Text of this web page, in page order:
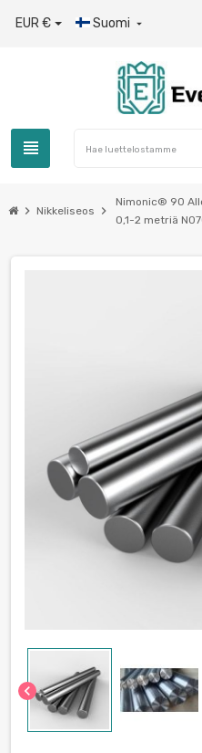
EUR € Suomi 
view_headline
chevron_right Nikkeliseos chevron_right
Nimonic® 90
0,1-2 metriä
chevron_left